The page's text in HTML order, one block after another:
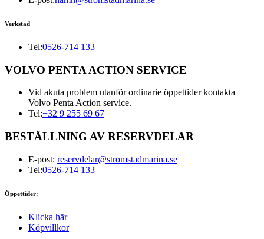
Verkstad
Tel:0526-714 133
VOLVO PENTA ACTION SERVICE
Vid akuta problem utanför ordinarie öppettider kontakta
Volvo Penta Action service.
Tel:+32 9 255 69 67
BESTÄLLNING AV RESERVDELAR
E-post: reservdelar@stromstadmarina.se
Tel:0526-714 133
Öppettider:
Klicka här
Köpvillkor